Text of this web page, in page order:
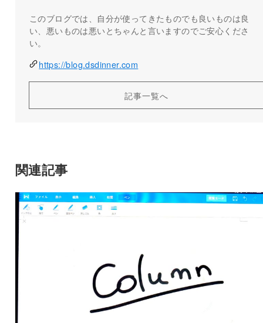
このブログでは、自分が使ってきたものでも良いものは良
い、悪いものは悪いとちゃんと言いますのでご安心くださ
い。
https://blog.dsdinner.com
記事一覧へ
関連記事